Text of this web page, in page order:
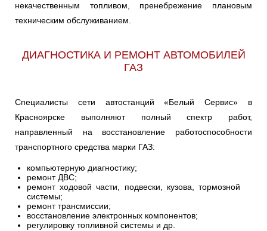
некачественным топливом, пренебрежение плановым
техническим обслуживанием.
ДИАГНОСТИКА И РЕМОНТ АВТОМОБИЛЕЙ
ГАЗ
Специалисты сети автостанций «Белый Сервис» в
Красноярске выполняют полный спектр работ,
направленный на восстановление работоспособности
транспортного средства марки ГАЗ:
компьютерную диагностику;
ремонт ДВС;
ремонт ходовой части, подвески, кузова, тормозной
системы;
ремонт трансмиссии;
восстановление электронных компонентов;
регулировку топливной системы и др.